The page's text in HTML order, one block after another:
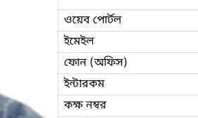
ওয়েব পোর্টল
ইমেইল
ফোন (অফিস)
ইন্টারকম
কক্ষ নম্বর